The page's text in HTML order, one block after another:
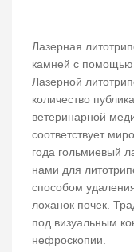
Лазерная
камней с помощью
Лазерной
количество
ветеринарной
соответствует
года гольмиевый
нами для
способом
лоханок почек.
под визуальным
нефроскопии.